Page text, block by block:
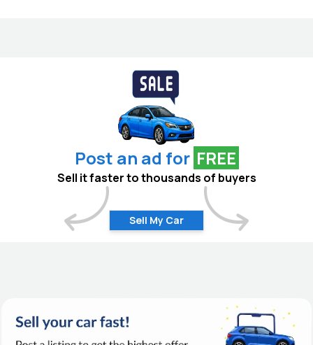
Post an ad for FREE
Sell it faster to thousands of buyers
Sell My Car